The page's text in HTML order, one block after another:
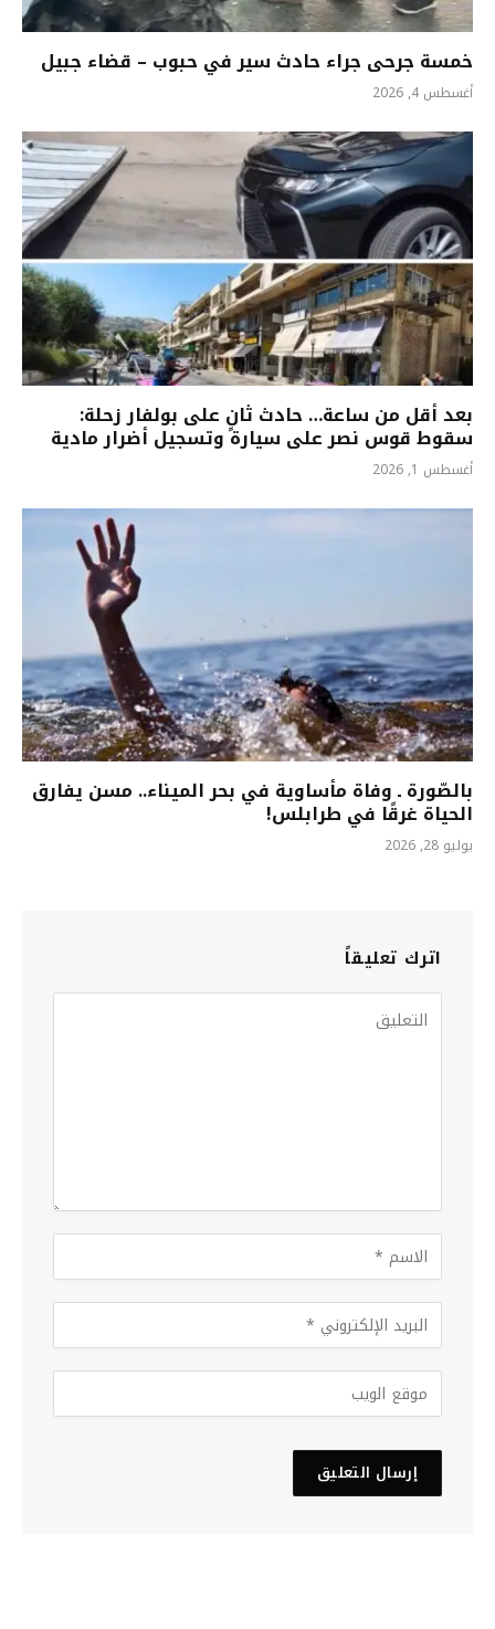
خمسة جرحى جراء حادث سير في حبوب – قضاء جبيل
أغسطس 4, 2026
بعد أقل من ساعة… حادث ثانٍ على بولفار زحلة:
سقوط قوس نصر على سيارة وتسجيل أضرار مادية
أغسطس 1, 2026
بالصّورة ـ وفاة مأساوية في بحر الميناء.. مسن يفارق
الحياة غرقًا في طرابلس!
يوليو 28, 2026
اترك تعليقاً